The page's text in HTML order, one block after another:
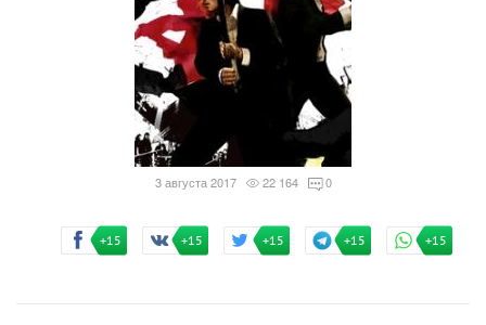
3 августа 2017 22 164 0
+15 +15 +15 +15 +15